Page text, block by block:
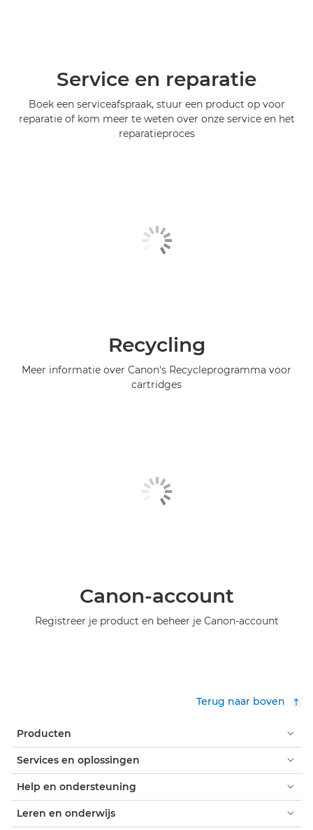
Service en reparatie
Boek een serviceafspraak, stuur een product op voor
reparatie of kom meer te weten over onze service en het
reparatieproces
Recycling
Meer informatie over Canon's Recycleprogramma voor
cartridges
Canon-account
Registreer je product en beheer je Canon-account
Terug naar boven
Producten
Services en oplossingen
Help en ondersteuning
Leren en onderwijs